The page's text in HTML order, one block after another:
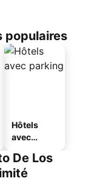
populaires
Hôtels
avec
De Los